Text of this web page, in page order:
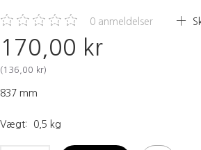
0 anmeldelser
170,00 kr
(136,00 kr)
837 mm
Vægt: 0,5 kg